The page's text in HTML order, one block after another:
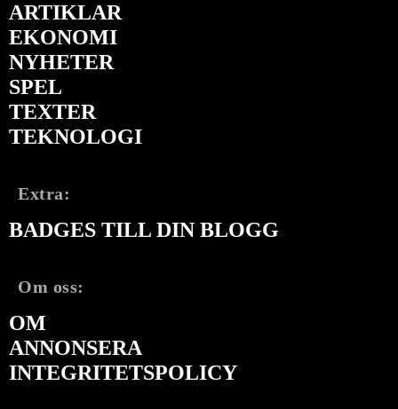
ARTIKLAR
EKONOMI
NYHETER
SPEL
TEXTER
TEKNOLOGI
Extra:
BADGES TILL DIN BLOGG
Om oss:
OM
ANNONSERA
INTEGRITETSPOLICY